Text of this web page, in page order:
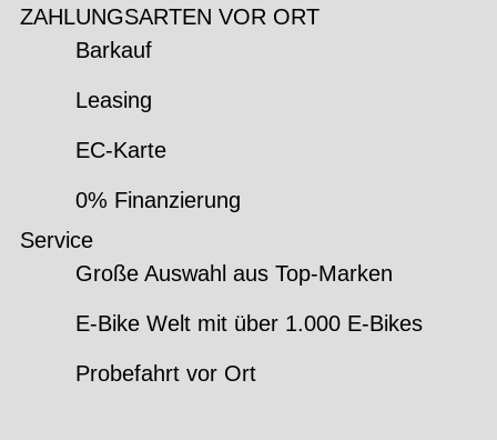
ZAHLUNGSARTEN VOR ORT
Barkauf
Leasing
EC-Karte
0% Finanzierung
Service
Große Auswahl aus Top-Marken
E-Bike Welt mit über 1.000 E-Bikes
Probefahrt vor Ort